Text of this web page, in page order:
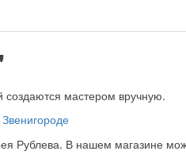
мастером вручную.
Рублева. В нашем магазине